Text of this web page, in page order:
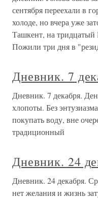
сентября переехали в
холоде, но вчера уже
Ташкент, на тридцатый
Пожили три дня в
Дневник. 7
Дневник. 7 декабря.
хлопоты. Без
покупать воду, вне
традиционный
Дневник. 24
Дневник. 24 декабря.
нет желания и жизнь